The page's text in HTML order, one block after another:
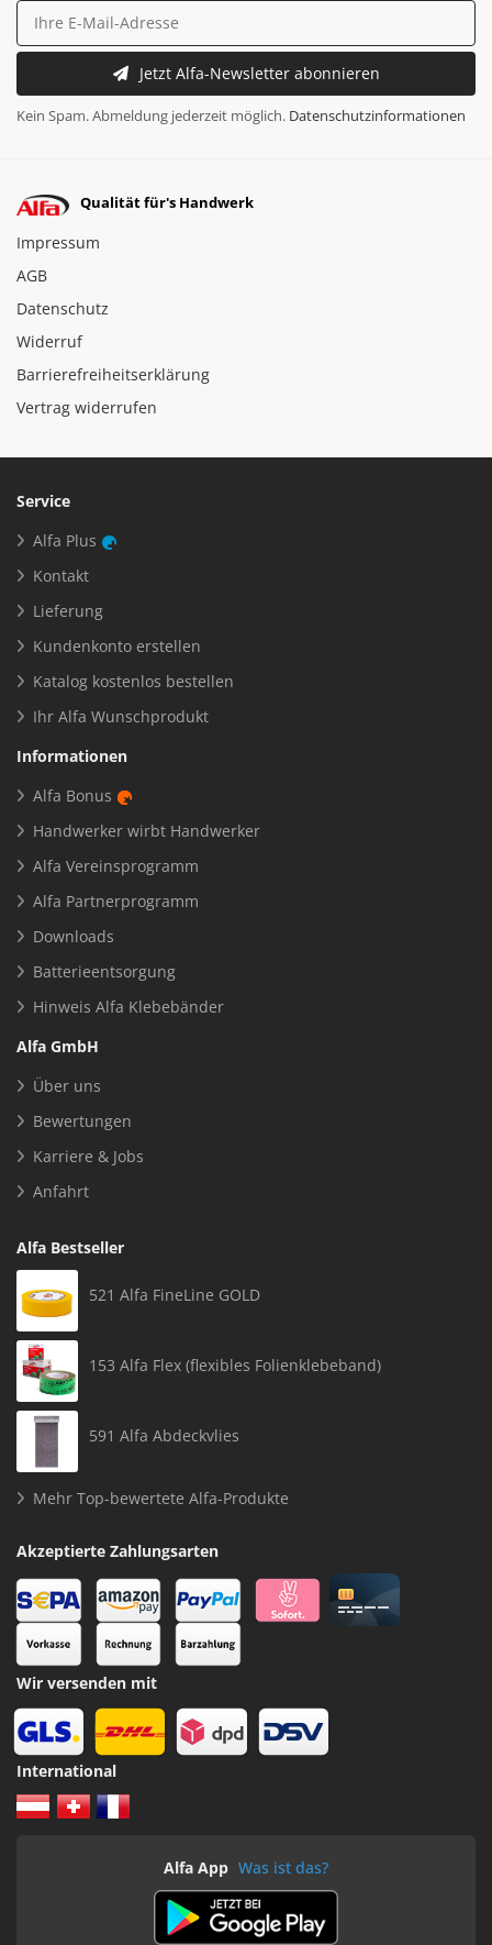
Jetzt Alfa-Newsletter abonnieren
Kein Spam. Abmeldung jederzeit möglich. Datenschutzinformationen
Qualität für's Handwerk
Impressum
AGB
Datenschutz
Widerruf
Barrierefreiheitserklärung
Vertrag widerrufen
Service
Alfa Plus
Kontakt
Lieferung
Kundenkonto erstellen
Katalog kostenlos bestellen
Ihr Alfa Wunschprodukt
Informationen
Alfa Bonus
Handwerker wirbt Handwerker
Alfa Vereinsprogramm
Alfa Partnerprogramm
Downloads
Batterieentsorgung
Hinweis Alfa Klebebänder
Alfa GmbH
Über uns
Bewertungen
Karriere & Jobs
Anfahrt
Alfa Bestseller
521 Alfa FineLine GOLD
153 Alfa Flex (flexibles Folienklebeband)
591 Alfa Abdeckvlies
Mehr Top-bewertete Alfa-Produkte
Akzeptierte Zahlungsarten
Wir versenden mit
International
Alfa App Was ist das?